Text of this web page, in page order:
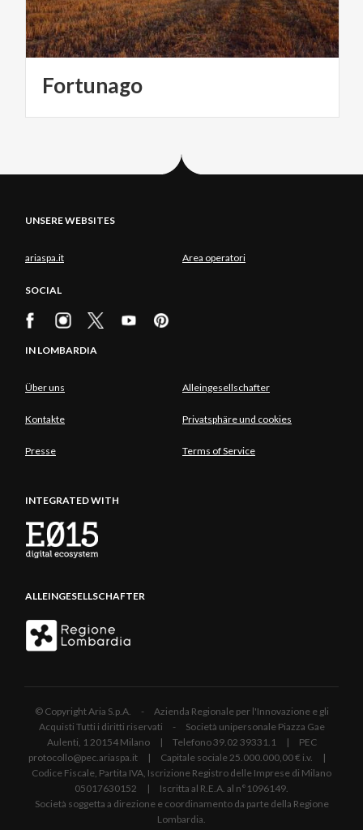
Fortunago
UNSERE WEBSITES
ariaspa.it Area operatori
SOCIAL
IN LOMBARDIA
Über uns Alleingesellschafter
Kontakte Privatsphäre und cookies
Presse Terms of Service
INTEGRATED WITH
ALLEINGESELLSCHAFTER
© Copyright Aria S.p.A. - Azienda Regionale per l'Innovazione e gli
Acquisti Tutti i diritti riservati - Società unipersonale Piazza Gae
Aulenti, 1 20154 Milano | Telefono 39.02 39331.1 | PEC
protocollo@pec.ariaspa.it | Capitale sociale 25.000.000,00 € i.v. |
Codice Fiscale, Partita IVA, Iscrizione Registro delle Imprese di Milano
05017630152 | Iscritta al R.E.A. al n°1096149.
Società soggetta a direzione e coordinamento da parte della Regione
Lombardia.